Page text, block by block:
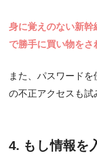
身に覚えのない新幹
で勝手に買い物をさ
また、パスワード
の不正アクセスも試
4. もし情報を